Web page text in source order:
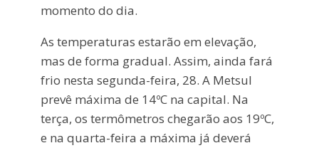
momento do dia.
As temperaturas estarão em elevação,
mas de forma gradual. Assim, ainda fará
frio nesta segunda-feira, 28. A Metsul
prevê máxima de 14ºC na capital. Na
terça, os termômetros chegarão aos 19ºC,
e na quarta-feira a máxima já deverá